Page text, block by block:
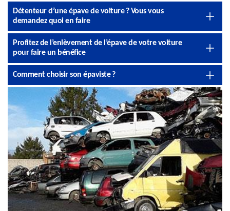
Détenteur d’une épave de voiture ? Vous vous
demandez quoi en faire
Profitez de l’enlèvement de l’épave de votre voiture
pour faire un bénéfice
Comment choisir son épaviste ?